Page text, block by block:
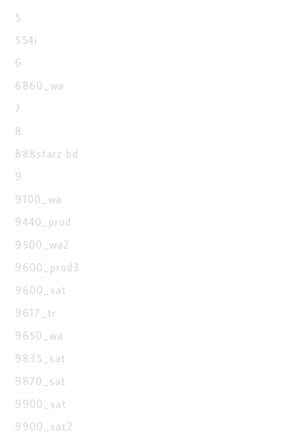
5
554i
6
6860_wa
7
8
888starz bd
9
9100_wa
9440_prod
9500_wa2
9600_prod3
9600_sat
9617_tr
9650_wa
9835_sat
9870_sat
9900_sat
9900_sat2